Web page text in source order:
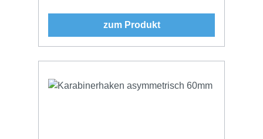
zum Produkt